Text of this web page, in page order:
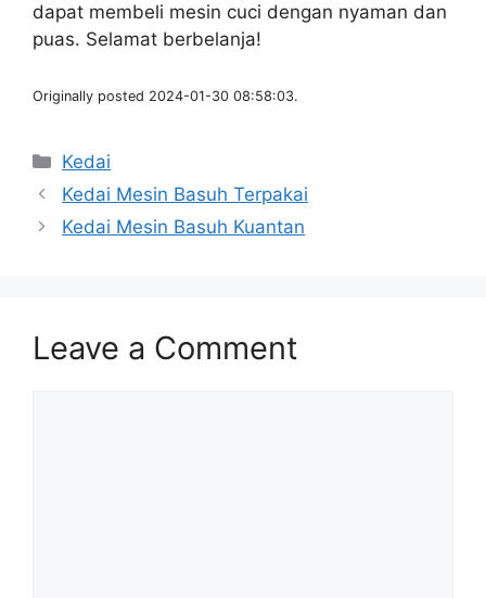
dapat membeli mesin cuci dengan nyaman dan
puas. Selamat berbelanja!
Originally posted 2024-01-30 08:58:03.
Categories
Kedai
Kedai Mesin Basuh Terpakai
Kedai Mesin Basuh Kuantan
Leave a Comment